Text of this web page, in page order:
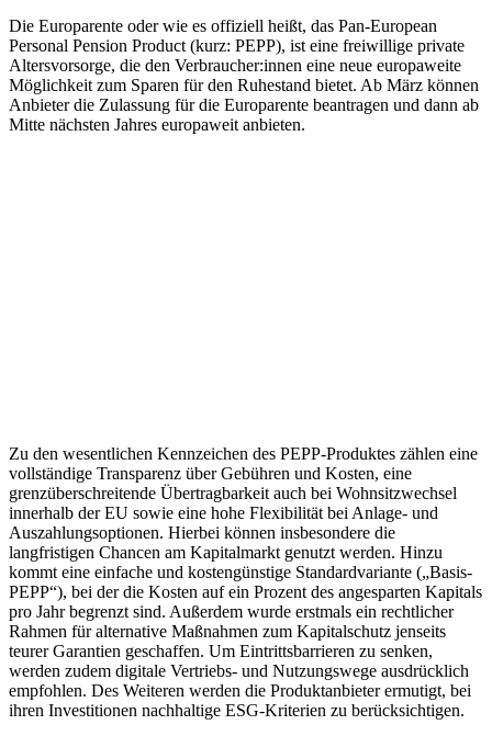
Die Europarente oder wie es offiziell heißt, das Pan-European
Personal Pension Product (kurz: PEPP), ist eine freiwillige private
Altersvorsorge, die den Verbraucher:innen eine neue europaweite
Möglichkeit zum Sparen für den Ruhestand bietet. Ab März können
Anbieter die Zulassung für die Europarente beantragen und dann ab
Mitte nächsten Jahres europaweit anbieten.
Zu den wesentlichen Kennzeichen des PEPP-Produktes zählen eine
vollständige Transparenz über Gebühren und Kosten, eine
grenzüberschreitende Übertragbarkeit auch bei Wohnsitzwechsel
innerhalb der EU sowie eine hohe Flexibilität bei Anlage- und
Auszahlungsoptionen. Hierbei können insbesondere die
langfristigen Chancen am Kapitalmarkt genutzt werden. Hinzu
kommt eine einfache und kostengünstige Standardvariante („Basis-
PEPP“), bei der die Kosten auf ein Prozent des angesparten Kapitals
pro Jahr begrenzt sind. Außerdem wurde erstmals ein rechtlicher
Rahmen für alternative Maßnahmen zum Kapitalschutz jenseits
teurer Garantien geschaffen. Um Eintrittsbarrieren zu senken,
werden zudem digitale Vertriebs- und Nutzungswege ausdrücklich
empfohlen. Des Weiteren werden die Produktanbieter ermutigt, bei
ihren Investitionen nachhaltige ESG-Kriterien zu berücksichtigen.